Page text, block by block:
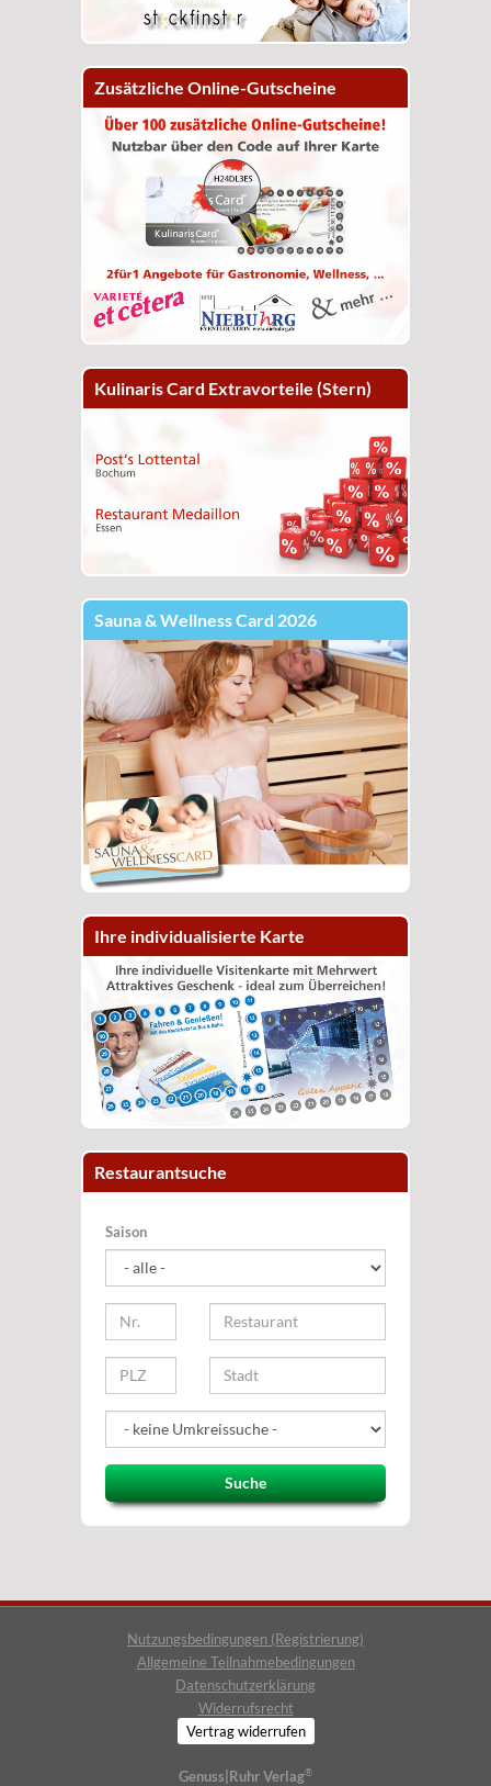
Zusätzliche Online-Gutscheine
Kulinaris Card Extravorteile (Stern)
Sauna & Wellness Card 2026
Ihre individualisierte Karte
Restaurantsuche
Saison
Suche
Nutzungsbedingungen (Registrierung)
Allgemeine Teilnahmebedingungen
Datenschutzerklärung
Widerrufsrecht
Vertrag widerrufen
Genuss|Ruhr Verlag®